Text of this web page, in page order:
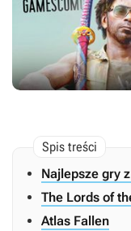
Najlepsze gry
The Lords of
Atlas Fallen